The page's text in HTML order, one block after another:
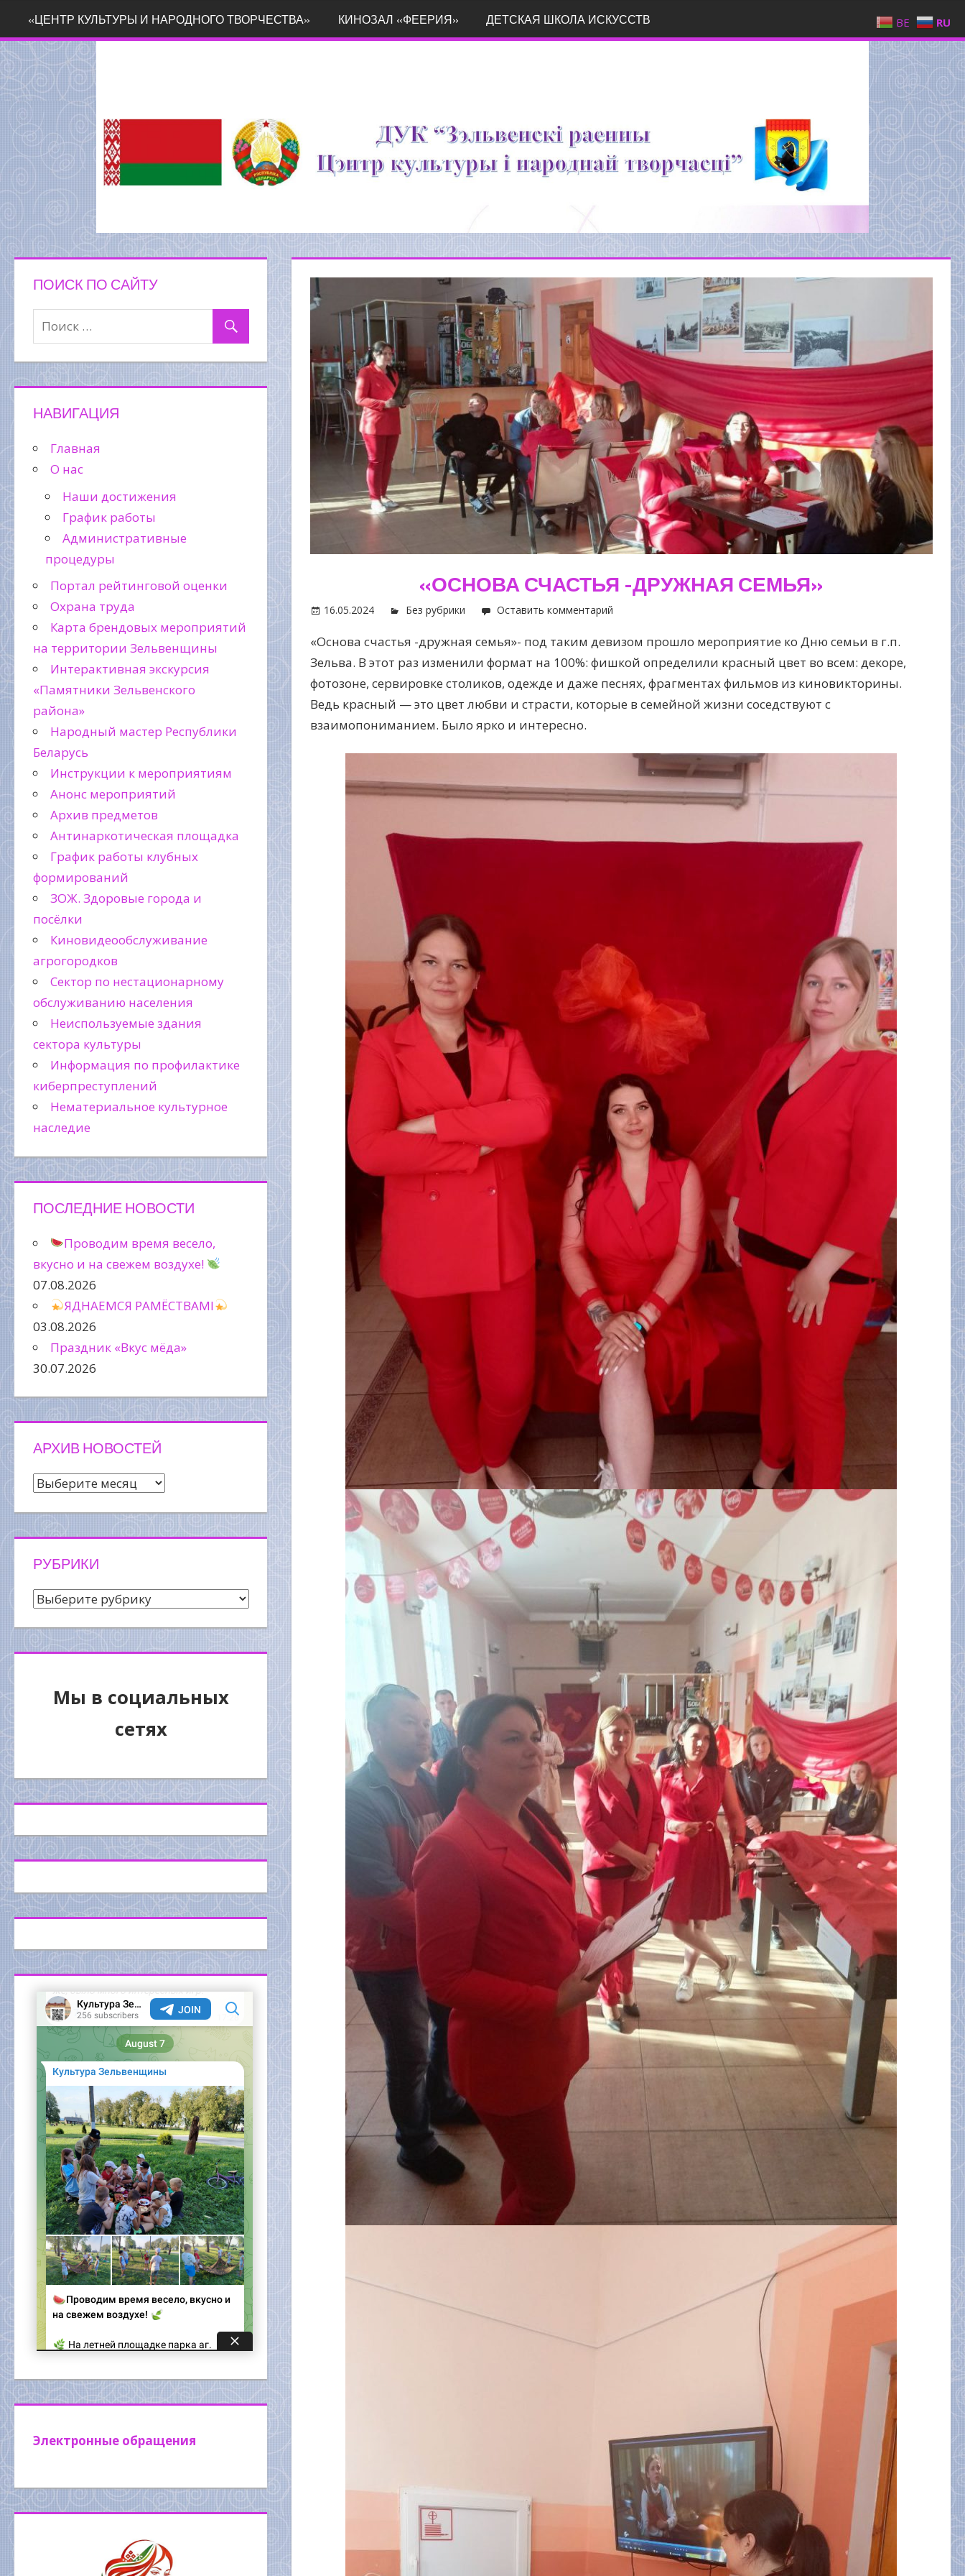
содержимому
«ЦЕНТР КУЛЬТУРЫ И НАРОДНОГО ТВОРЧЕСТВА» КИНОЗАЛ «ФЕЕРИЯ» ДЕТСКАЯ ШКОЛА ИСКУССТВ
«ОСНОВА СЧАСТЬЯ -ДРУЖНАЯ СЕМЬЯ»
16.05.2024 Без рубрики Оставить комментарий
«Основа счастья -дружная семья»- под таким девизом прошло мероприятие ко Дню семьи в г.п.
Зельва. В этот раз изменили формат на 100%: фишкой определили красный цвет во всем: декоре,
фотозоне, сервировке столиков, одежде и даже песнях, фрагментах фильмов из киновикторины.
Ведь красный — это цвет любви и страсти, которые в семейной жизни соседствуют с
взаимопониманием. Было ярко и интересно.
ПОИСК ПО САЙТУ
НАВИГАЦИЯ
Главная
О нас
Наши достижения
График работы
Административные
процедуры
Портал рейтинговой оценки
Охрана труда
Карта брендовых мероприятий
на территории Зельвенщины
Интерактивная экскурсия
«Памятники Зельвенского
района»
Народный мастер Республики
Беларусь
Инструкции к мероприятиям
Анонс мероприятий
Архив предметов
Антинаркотическая площадка
График работы клубных
формирований
ЗОЖ. Здоровые города и
посёлки
Киновидеообслуживание
агрогородков
Сектор по нестационарному
обслуживанию населения
Неиспользуемые здания
сектора культуры
Информация по профилактике
киберпреступлений
Нематериальное культурное
наследие
ПОСЛЕДНИЕ НОВОСТИ
Проводим время весело,
вкусно и на свежем воздухе!
07.08.2026
ЯДНАЕМСЯ РАМЁСТВАМІ
03.08.2026
Праздник «Вкус мёда»
30.07.2026
АРХИВ НОВОСТЕЙ
Архив
РУБРИКИ
Рубрики
Мы в социальных
сетях
Электронные обращения
BE RU